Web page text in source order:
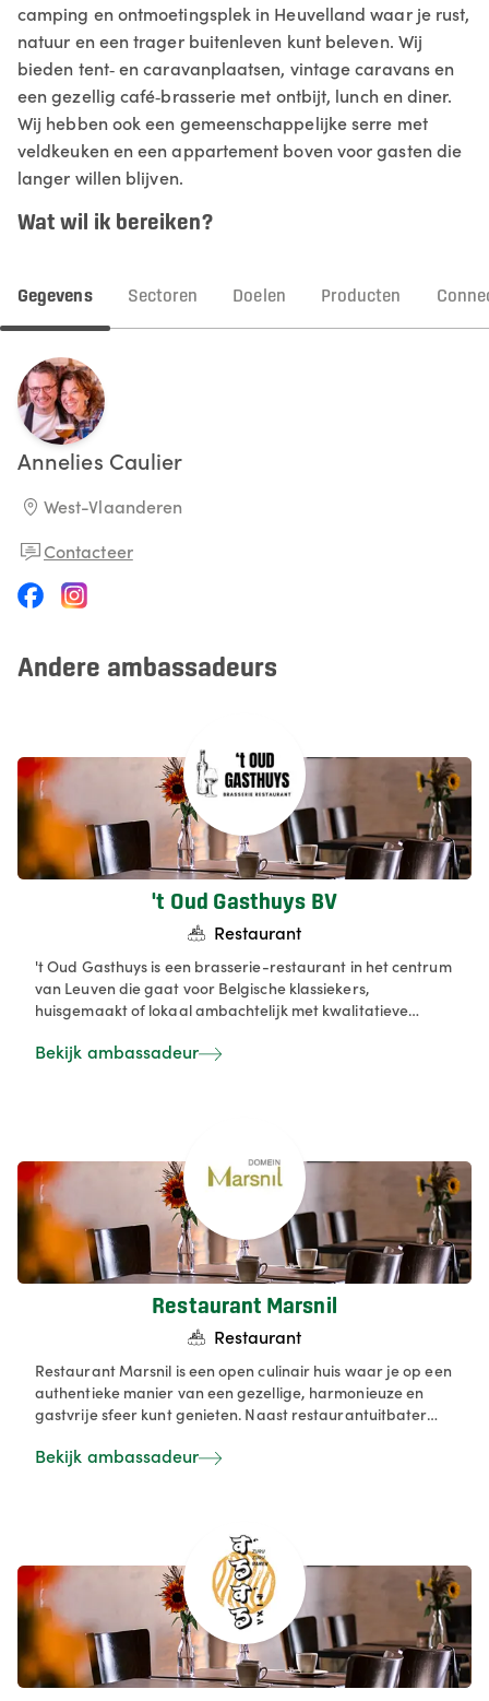
camping en ontmoetingsplek in Heuvelland waar je rust,
natuur en een trager buitenleven kunt beleven. Wij
bieden tent‑ en caravanplaatsen, vintage caravans en
een gezellig café‑brasserie met ontbijt, lunch en diner.
Wij hebben ook een gemeenschappelijke serre met
veldkeuken en een appartement boven voor gasten die
langer willen blijven.
Wat wil ik bereiken?
Gegevens Sectoren Doelen Producten
Annelies Caulier
West-Vlaanderen
Contacteer
Andere ambassadeurs
't Oud Gasthuys BV
Restaurant
't Oud Gasthuys is een brasserie-restaurant in het centrum
van Leuven die gaat voor Belgische klassiekers,
huisgemaakt of lokaal ambachtelijk met kwalitatieve
teambuilding en events, met Ofyr-barbecue, degustaties,
Bekijk ambassadeur
Restaurant Marsnil
Restaurant
Restaurant Marsnil is een open culinair huis waar je op een
authentieke manier van een gezellige, harmonieuze en
gastvrije sfeer kunt genieten. Naast restaurantuitbater
te verwennen met leuke producten uit eigen regio.
Bekijk ambassadeur